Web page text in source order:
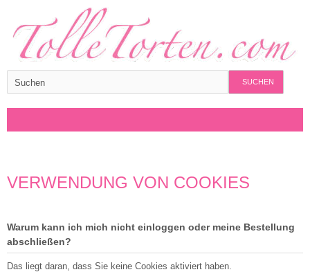
SUCHEN
VERWENDUNG VON COOKIES
Warum kann ich mich nicht einloggen oder meine Bestellung
abschließen?
Das liegt daran, dass Sie keine Cookies aktiviert haben.